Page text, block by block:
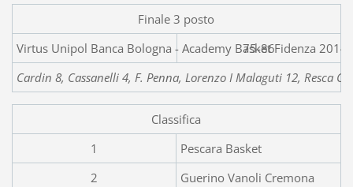
Finale 3 posto
Virtus Unipol Banca Bologna -
75-86
Cardin 8, Cassanelli 4, F. Penna, Lorenzo I Malaguti 12, Resca
Classifica
1
Pescara Basket
2
Guerino Vanoli Cremona